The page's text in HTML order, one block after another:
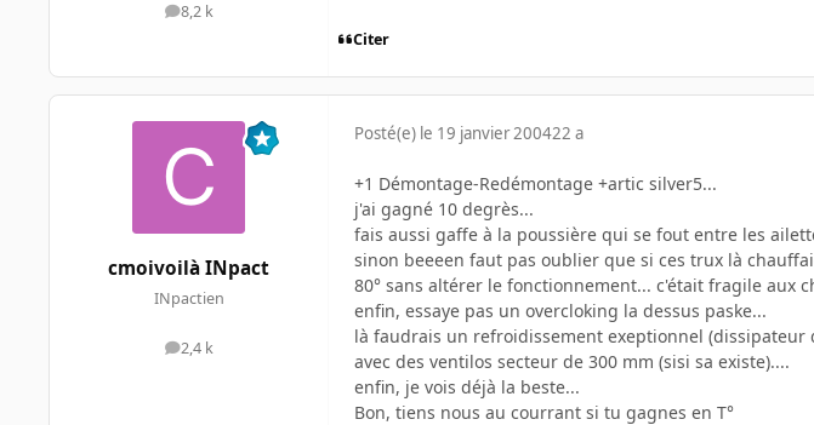
8,2 k
messages
Citer
cmoivoilà INpact
INpactien
2,4 k
messages
Posté(e) le 19 janvier 200422 a
+1 Démontage-Redémontage +artic silver5...
j'ai gagné 10 degrès...
fais aussi gaffe à la poussière qui se fout entre les
sinon beeeen faut pas oublier que si ces trux là
80° sans altérer le fonctionnement... c'était fragile aux
enfin, essaye pas un overcloking la dessus paske...
là faudrais un refroidissement exeptionnel (dissipateur
avec des ventilos secteur de 300 mm (sisi sa existe)....
enfin, je vois déjà la beste...
Bon, tiens nous au courrant si tu gagnes en T°